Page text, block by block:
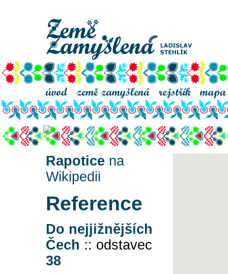
Rapotice na
Wikipedii
Reference
Do nejjižnějších
Čech :: odstavec
38